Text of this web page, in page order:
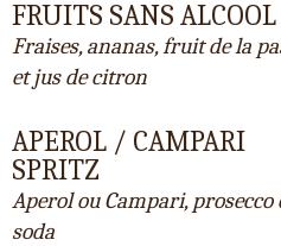
FRUITS SANS ALCOOL
Fraises, ananas, fruit de la
et jus de citron
APEROL / CAMPARI
SPRITZ
Aperol ou Campari, prosecco
soda